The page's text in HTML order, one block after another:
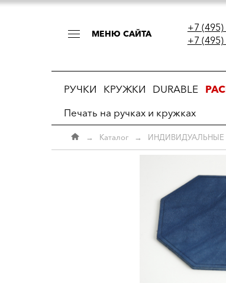
МЕНЮ САЙТА
+7
+7 (495)
РУЧКИ КРУЖКИ DURABLE
Печать на ручках и кружках
→ Каталог →